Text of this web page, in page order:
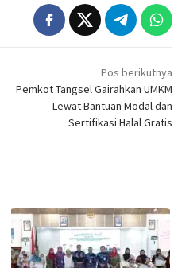
Pos berikutnya
Pemkot Tangsel Gairahkan UMKM
Lewat Bantuan Modal dan
Sertifikasi Halal Gratis